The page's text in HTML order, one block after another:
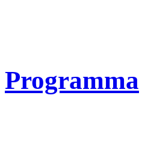
Programma